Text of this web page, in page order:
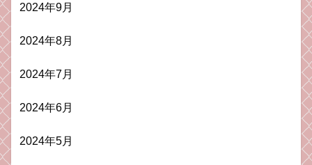
2024年9月
2024年8月
2024年7月
2024年6月
2024年5月